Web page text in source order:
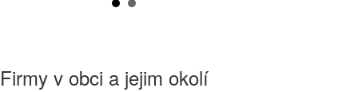
Firmy v obci a jejim okolí